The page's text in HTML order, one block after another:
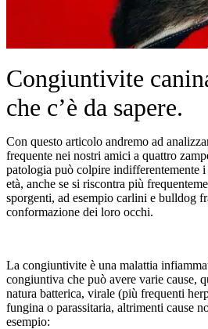
Congiuntivite
che c’è da sapere.
Con questo articolo andremo ad
frequente nei nostri amici a quattro
patologia può colpire indifferentemente
età, anche se si riscontra più
sporgenti, ad esempio carlini e bulldog
conformazione dei loro occhi.
La congiuntivite è una malattia
congiuntiva che può avere varie cause,
natura batterica, virale (più frequenti
fungina o parassitaria, altrimenti cause
esempio: